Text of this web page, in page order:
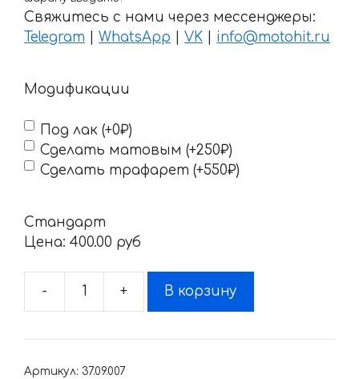
Свяжитесь с нами через мессенджеры:
Telegram
WhatsApp VK info@motohit.ru
Модификации
Под лак (+0₽)
Сделать матовым (+250₽)
Сделать трафарет (+550₽)
Стандарт
Цена: 400.00 pyб
-
Количество
Наклейка
+ В корзину
Артикул: 37.09.007